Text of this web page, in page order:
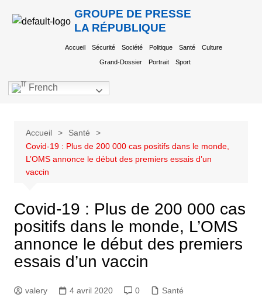
GROUPE DE PRESSE
LA RÉPUBLIQUE
Accueil Sécurité Société Politique Santé Culture
Grand-Dossier Portrait Sport
French
Accueil
Santé
Covid-19 : Plus de 200 000 cas positifs dans le monde,
L’OMS annonce le début des premiers essais d’un
vaccin
Covid-19 : Plus de 200 000 cas
positifs dans le monde, L’OMS
annonce le début des premiers
essais d’un vaccin
valery 4 avril 2020 0 Santé